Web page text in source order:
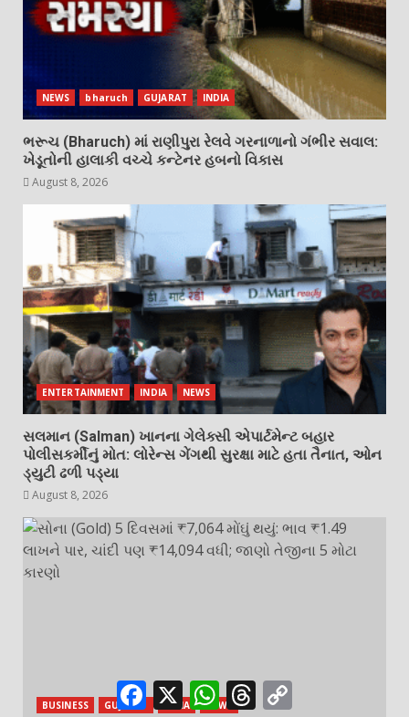
NEWS bharuch GUJARAT INDIA
ભરૂચ (Bharuch) માં રાણીપુરા રેલવે ગરનાળાનો ગંભીર સવાલ:
ખેડૂતોની હાલાકી વચ્ચે કન્ટેનર હબનો વિકાસ
August 8, 2026
ENTERTAINMENT INDIA NEWS
સલમાન (Salman) ખાનના ગેલેક્સી એપાર્ટમેન્ટ બહાર
પોલીસકર્મીનું મોત: લોરેન્સ ગેંગથી સુરક્ષા માટે હતા તૈનાત, ઓન
ડ્યુટી ઢળી પડ્યા
August 8, 2026
BUSINESS GUJARAT INDIA NEWS
Facebook
X WhatsApp
Threads